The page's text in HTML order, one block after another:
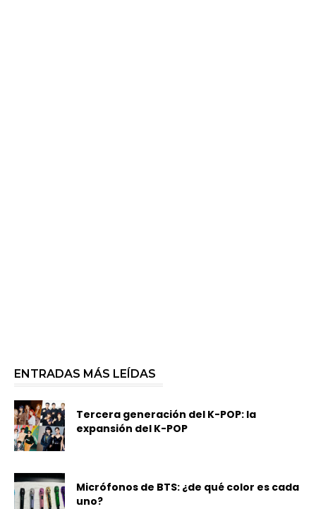
ENTRADAS MÁS LEÍDAS
Tercera generación del K-POP: la
expansión del K-POP
Micrófonos de BTS: ¿de qué color es cada
uno?